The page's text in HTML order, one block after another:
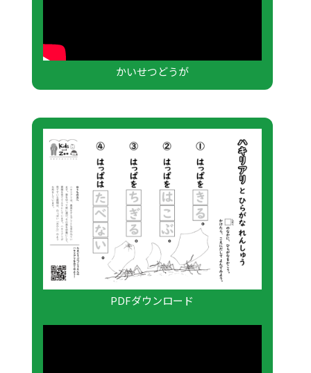
かいせつどうが
PDFダウンロード